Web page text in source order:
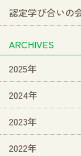
認定学び合いの
ARCHIVES
2025年
2024年
2023年
2022年